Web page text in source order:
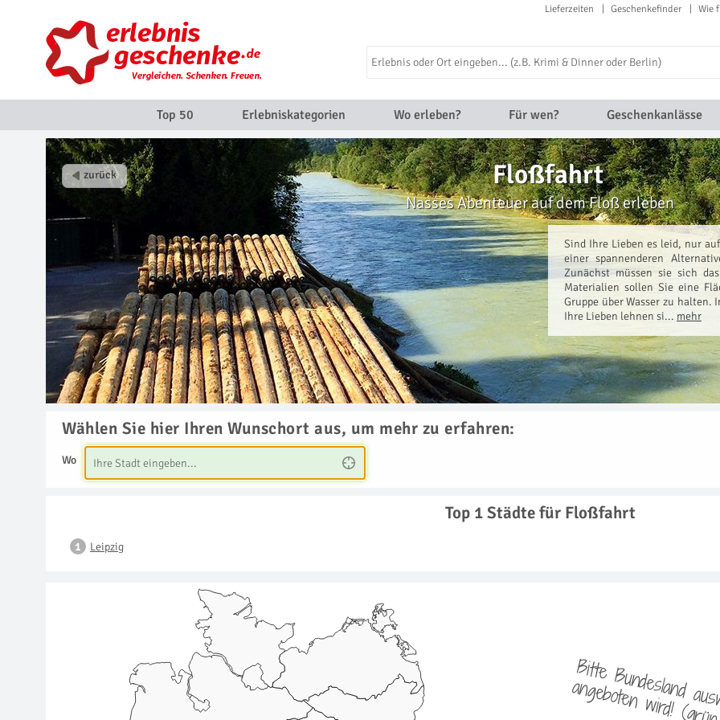
Lieferzeiten Geschenkefinder Wie
Top 50 Erlebniskategorien Wo erleben? Für wen? Geschenkanlässe
Floßfahrt
Nasses Abenteuer auf dem Floß erleben
Sind Ihre Lieben es leid, nur
einer spannenderen
Zunächst müssen sie sich
Materialien sollen Sie eine
Gruppe über Wasser zu halten.
Ihre Lieben lehnen si...
Wählen Sie hier Ihren Wunschort aus, um mehr zu erfahren:
Wo
Top 1 Städte für Floßfahrt
Leipzig